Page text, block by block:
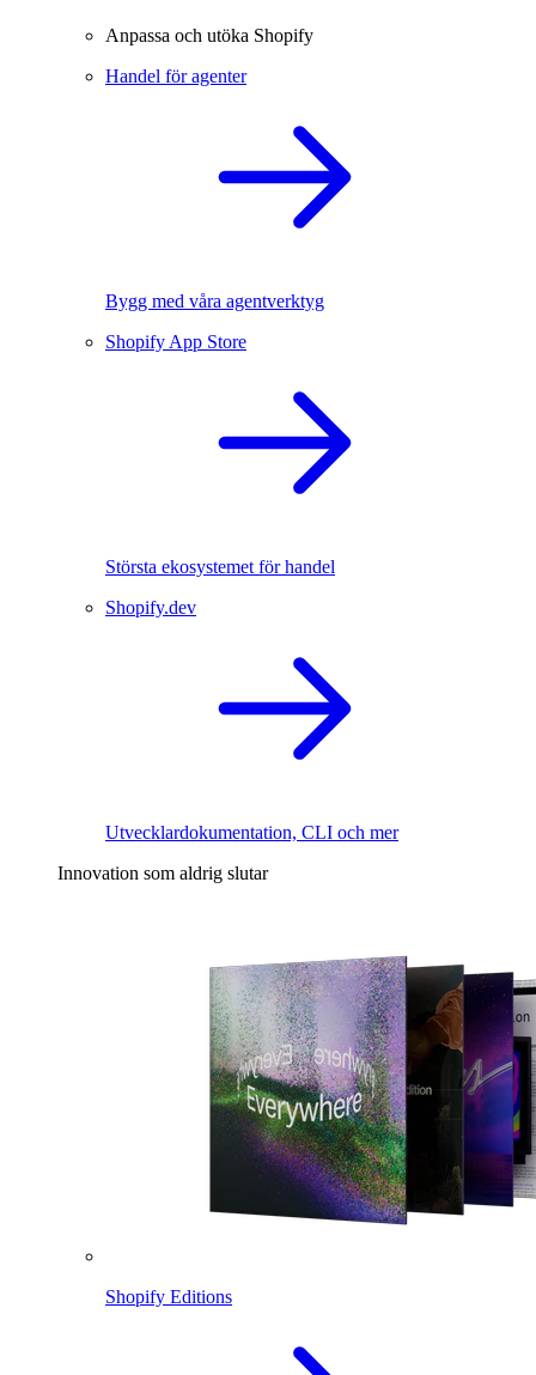
Anpassa och utöka Shopify
Handel för agenter
Bygg med våra agentverktyg
Shopify App Store
Största ekosystemet för handel
Shopify.dev
Utvecklardokumentation, CLI och mer
Innovation som aldrig slutar
Shopify Editions